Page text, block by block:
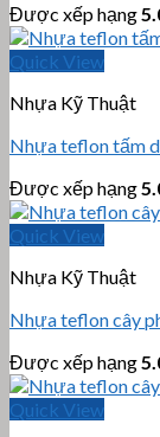
Được xếp hạng
Quick View
Nhựa Kỹ Thuật
Nhựa teflon tấm
Được xếp hạng
Quick View
Nhựa Kỹ Thuật
Nhựa teflon cây
Được xếp hạng
Quick View